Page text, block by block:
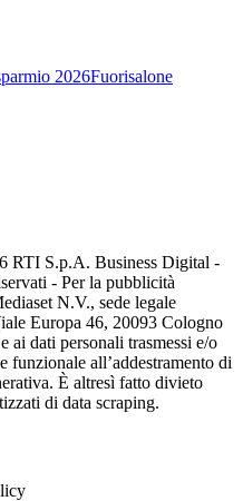
2026Fuorisalone
RTI S.p.A. Business Digital -
- Per la pubblicità
N.V., sede legale
Europa 46, 20093 Cologno
ai dati personali trasmessi e/o
all’addestramento di
È altresì fatto divieto
di data scraping.